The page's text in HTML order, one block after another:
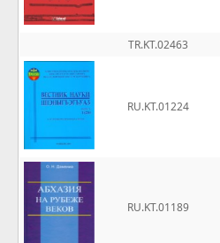
TR.KT.02463
RU.KT.01224
RU.KT.01189